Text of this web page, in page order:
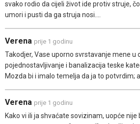
svako rodio da cijeli život ide protiv struje,
umori i pusti da ga struja nosi....
Verena prije 1 godinu
Takodjer, Vase uporno svrstavanje mene u
pojednostavljivanje i banalizacija teske
Mozda bi i imalo temelja da ja to potvrdim;
Verena prije 1 godinu
Kako vi ili ja shvaćate sovizinam, uopće nije